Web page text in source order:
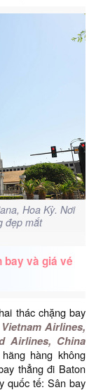
Hoa Kỳ. Nơi
đẹp mắt
bay và giá vé
thác chặng bay
Airlines,
Airlines, China
hàng không
thẳng đi Baton
quốc tế: Sân bay